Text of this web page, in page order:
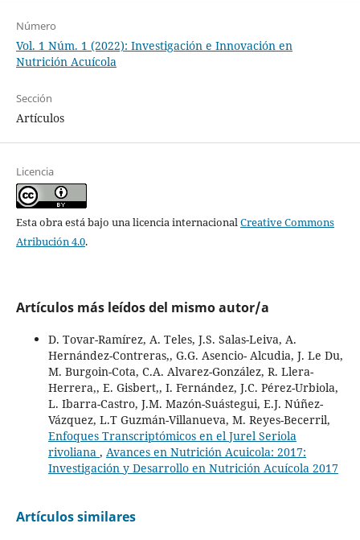
Número
Vol. 1 Núm. 1 (2022): Investigación e Innovación en
Nutrición Acuícola
Sección
Artículos
Licencia
Esta obra está bajo una licencia internacionalCreative Commons
Atribución 4.0.
Artículos más leídos del mismo autor/a
D. Tovar-Ramírez, A. Teles, J.S. Salas-Leiva, A.
Hernández-Contreras,, G.G. Asencio- Alcudia, J. Le Du,
M. Burgoin-Cota, C.A. Alvarez-González, R. Llera-
Herrera,, E. Gisbert,, I. Fernández, J.C. Pérez-Urbiola,
L. Ibarra-Castro, J.M. Mazón-Suástegui, E.J. Núñez-
Vázquez, L.T Guzmán-Villanueva, M. Reyes-Becerril,
Enfoques Transcriptómicos en el Jurel Seriola
rivoliana , Avances en Nutrición Acuicola: 2017:
Investigación y Desarrollo en Nutrición Acuícola 2017
Artículos similares